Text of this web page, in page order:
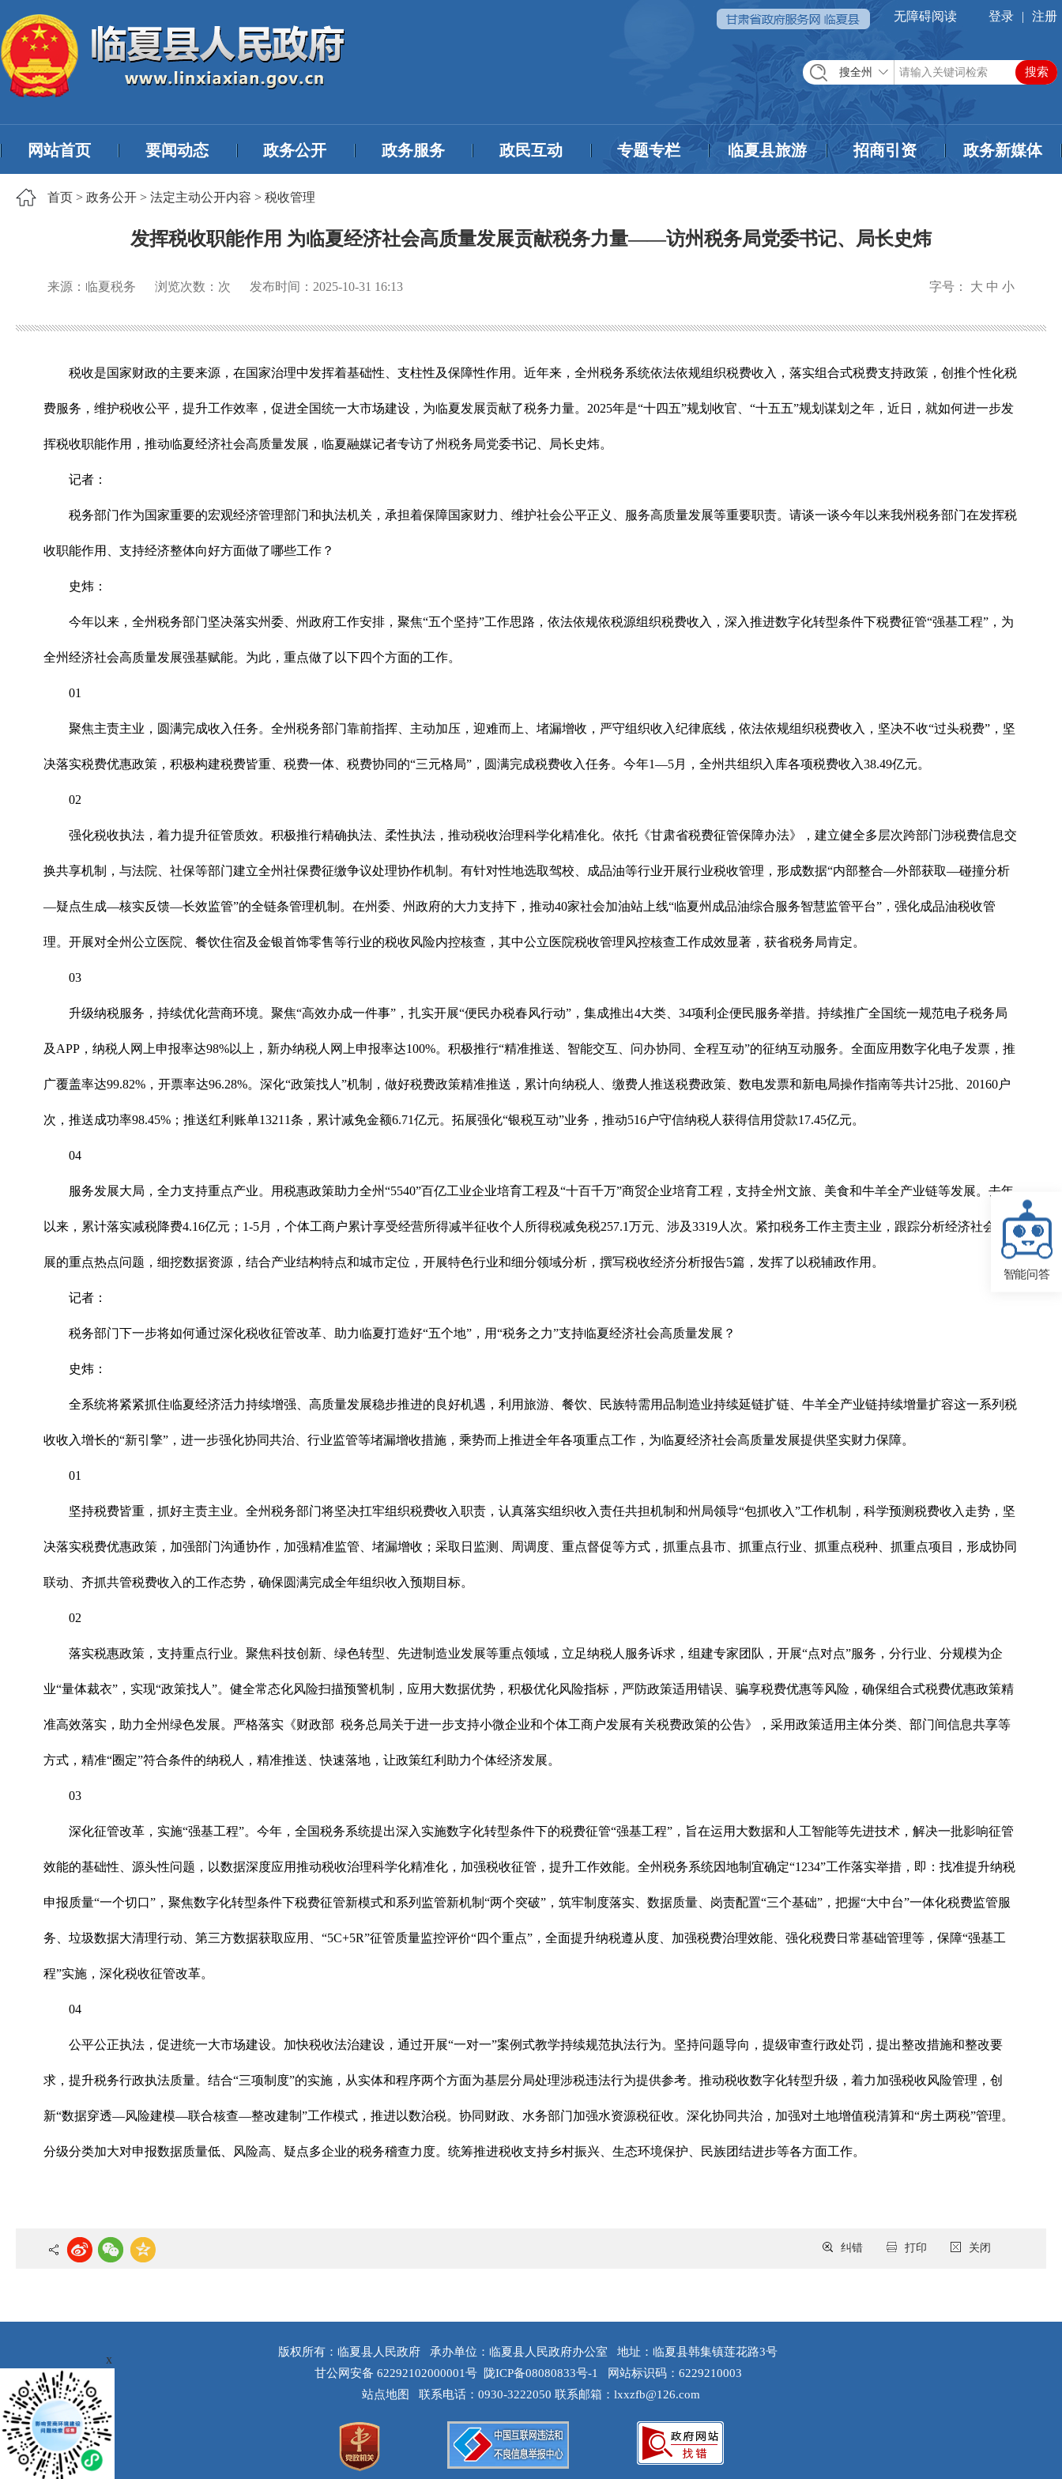
无障碍阅读 登录 | 注册
搜全州
网站首页 要闻动态 政务公开 政务服务 政民互动 专题专栏 临夏县旅游 招商引资 政务新媒体
首页 > 政务公开 > 法定主动公开内容 > 税收管理
发挥税收职能作用 为临夏经济社会高质量发展贡献税务力量——访州税务局党委书记、局长史炜
来源：临夏税务 浏览次数： 次 发布时间： 2025-10-31 16:13 字号： 大 中 小
税收是国家财政的主要来源，在国家治理中发挥着基础性、支柱性及保障性作用。近年来，全州税务系统依法依规组织税费收入，落实组合式税费支持政策，创推个性化税
费服务，维护税收公平，提升工作效率，促进全国统一大市场建设，为临夏发展贡献了税务力量。2025年是“十四五”规划收官、“十五五”规划谋划之年，近日，就如何进一步发
挥税收职能作用，推动临夏经济社会高质量发展，临夏融媒记者专访了州税务局党委书记、局长史炜。
记者：
税务部门作为国家重要的宏观经济管理部门和执法机关，承担着保障国家财力、维护社会公平正义、服务高质量发展等重要职责。请谈一谈今年以来我州税务部门在发挥税
收职能作用、支持经济整体向好方面做了哪些工作？
史炜：
今年以来，全州税务部门坚决落实州委、州政府工作安排，聚焦“五个坚持”工作思路，依法依规依税源组织税费收入，深入推进数字化转型条件下税费征管“强基工程”，为
全州经济社会高质量发展强基赋能。为此，重点做了以下四个方面的工作。
01
聚焦主责主业，圆满完成收入任务。全州税务部门靠前指挥、主动加压，迎难而上、堵漏增收，严守组织收入纪律底线，依法依规组织税费收入，坚决不收“过头税费”，坚
决落实税费优惠政策，积极构建税费皆重、税费一体、税费协同的“三元格局”，圆满完成税费收入任务。今年1—5月，全州共组织入库各项税费收入38.49亿元。
02
强化税收执法，着力提升征管质效。积极推行精确执法、柔性执法，推动税收治理科学化精准化。依托《甘肃省税费征管保障办法》，建立健全多层次跨部门涉税费信息交
换共享机制，与法院、社保等部门建立全州社保费征缴争议处理协作机制。有针对性地选取驾校、成品油等行业开展行业税收管理，形成数据“内部整合—外部获取—碰撞分析
—疑点生成—核实反馈—长效监管”的全链条管理机制。在州委、州政府的大力支持下，推动40家社会加油站上线“临夏州成品油综合服务智慧监管平台”，强化成品油税收管
理。开展对全州公立医院、餐饮住宿及金银首饰零售等行业的税收风险内控核查，其中公立医院税收管理风控核查工作成效显著，获省税务局肯定。
03
升级纳税服务，持续优化营商环境。聚焦“高效办成一件事”，扎实开展“便民办税春风行动”，集成推出4大类、34项利企便民服务举措。持续推广全国统一规范电子税务局
及APP，纳税人网上申报率达98%以上，新办纳税人网上申报率达100%。积极推行“精准推送、智能交互、问办协同、全程互动”的征纳互动服务。全面应用数字化电子发票，推
广覆盖率达99.82%，开票率达96.28%。深化“政策找人”机制，做好税费政策精准推送，累计向纳税人、缴费人推送税费政策、数电发票和新电局操作指南等共计25批、20160户
次，推送成功率98.45%；推送红利账单13211条，累计减免金额6.71亿元。拓展强化“银税互动”业务，推动516户守信纳税人获得信用贷款17.45亿元。
04
服务发展大局，全力支持重点产业。用税惠政策助力全州“5540”百亿工业企业培育工程及“十百千万”商贸企业培育工程，支持全州文旅、美食和牛羊全产业链等发展。去年
以来，累计落实减税降费4.16亿元；1-5月，个体工商户累计享受经营所得减半征收个人所得税减免税257.1万元、涉及3319人次。紧扣税务工作主责主业，跟踪分析经济社会发
展的重点热点问题，细挖数据资源，结合产业结构特点和城市定位，开展特色行业和细分领域分析，撰写税收经济分析报告5篇，发挥了以税辅政作用。
记者：
税务部门下一步将如何通过深化税收征管改革、助力临夏打造好“五个地”，用“税务之力”支持临夏经济社会高质量发展？
史炜：
全系统将紧紧抓住临夏经济活力持续增强、高质量发展稳步推进的良好机遇，利用旅游、餐饮、民族特需用品制造业持续延链扩链、牛羊全产业链持续增量扩容这一系列税
收收入增长的“新引擎”，进一步强化协同共治、行业监管等堵漏增收措施，乘势而上推进全年各项重点工作，为临夏经济社会高质量发展提供坚实财力保障。
01
坚持税费皆重，抓好主责主业。全州税务部门将坚决扛牢组织税费收入职责，认真落实组织收入责任共担机制和州局领导“包抓收入”工作机制，科学预测税费收入走势，坚
决落实税费优惠政策，加强部门沟通协作，加强精准监管、堵漏增收；采取日监测、周调度、重点督促等方式，抓重点县市、抓重点行业、抓重点税种、抓重点项目，形成协同
联动、齐抓共管税费收入的工作态势，确保圆满完成全年组织收入预期目标。
02
落实税惠政策，支持重点行业。聚焦科技创新、绿色转型、先进制造业发展等重点领域，立足纳税人服务诉求，组建专家团队，开展“点对点”服务，分行业、分规模为企
业“量体裁衣”，实现“政策找人”。健全常态化风险扫描预警机制，应用大数据优势，积极优化风险指标，严防政策适用错误、骗享税费优惠等风险，确保组合式税费优惠政策精
准高效落实，助力全州绿色发展。严格落实《财政部 税务总局关于进一步支持小微企业和个体工商户发展有关税费政策的公告》，采用政策适用主体分类、部门间信息共享等
方式，精准“圈定”符合条件的纳税人，精准推送、快速落地，让政策红利助力个体经济发展。
03
深化征管改革，实施“强基工程”。今年，全国税务系统提出深入实施数字化转型条件下的税费征管“强基工程”，旨在运用大数据和人工智能等先进技术，解决一批影响征管
效能的基础性、源头性问题，以数据深度应用推动税收治理科学化精准化，加强税收征管，提升工作效能。全州税务系统因地制宜确定“1234”工作落实举措，即：找准提升纳税
申报质量“一个切口”，聚焦数字化转型条件下税费征管新模式和系列监管新机制“两个突破”，筑牢制度落实、数据质量、岗责配置“三个基础”，把握“大中台”一体化税费监管服
务、垃圾数据大清理行动、第三方数据获取应用、“5C+5R”征管质量监控评价“四个重点”，全面提升纳税遵从度、加强税费治理效能、强化税费日常基础管理等，保障“强基工
程”实施，深化税收征管改革。
04
公平公正执法，促进统一大市场建设。加快税收法治建设，通过开展“一对一”案例式教学持续规范执法行为。坚持问题导向，提级审查行政处罚，提出整改措施和整改要
求，提升税务行政执法质量。结合“三项制度”的实施，从实体和程序两个方面为基层分局处理涉税违法行为提供参考。推动税收数字化转型升级，着力加强税收风险管理，创
新“数据穿透—风险建模—联合核查—整改建制”工作模式，推进以数治税。协同财政、水务部门加强水资源税征收。深化协同共治，加强对土地增值税清算和“房土两税”管理。
分级分类加大对申报数据质量低、风险高、疑点多企业的税务稽查力度。统筹推进税收支持乡村振兴、生态环境保护、民族团结进步等各方面工作。
关闭
打印
纠错
版权所有：临夏县人民政府 承办单位：临夏县人民政府办公室
地址：临夏县韩集镇莲花路3号
甘公网安备 62292102000001号
陇ICP备08080833号-1
网站标识码：6229210003
站点地图
联系电话：0930-3222050 联系邮箱：lxxzfb@126.com
x
智能问答